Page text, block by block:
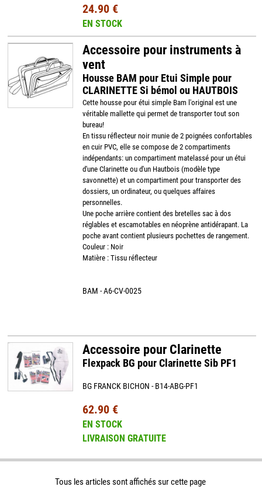
24.90 €
EN STOCK
Accessoire pour instruments à
vent
Housse BAM pour Etui Simple pour
CLARINETTE Si bémol ou HAUTBOIS
Cette housse pour étui simple Bam l'original est une
véritable mallette qui permet de transporter tout son
bureau!
En tissu réflecteur noir munie de 2 poignées confortables
en cuir PVC, elle se compose de 2 compartiments
indépendants: un compartiment matelassé pour un étui
d'une Clarinette ou d'un Hautbois (modèle type
savonnette) et un compartiment pour transporter des
dossiers, un ordinateur, ou quelques affaires
personnelles.
Une poche arrière contient des bretelles sac à dos
réglables et escamotables en néoprène antidérapant. La
poche avant contient plusieurs pochettes de rangement.
Couleur : Noir
Matière : Tissu réflecteur
BAM - A6-CV-0025
Accessoire pour Clarinette
Flexpack BG pour Clarinette Sib PF1
BG FRANCK BICHON - B14-ABG-PF1
62.90 €
EN STOCK
LIVRAISON GRATUITE
Tous les articles sont affichés sur cette page